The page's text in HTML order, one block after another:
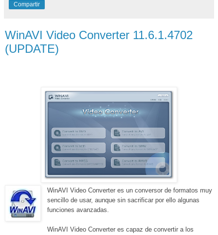
Compartir
WinAVI Video Converter 11.6.1.4702
(UPDATE)
WinAVI Video Converter es un conversor de formatos muy
sencillo de usar, aunque sin sacrificar por ello algunas
funciones avanzadas.
WinAVI Video Converter es capaz de convertir a los